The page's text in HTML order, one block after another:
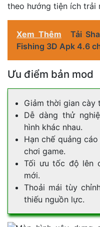
theo hướng tiện ích trải
Xem Thêm
Tải
Fishing 3D Apk 4.6
Ưu điểm bản mod
Giảm thời gian cày
Dễ dàng thử
hình khác nhau.
Hạn chế quảng
chơi game.
Tối ưu tốc độ lên
mới.
Thoải mái tùy
thiếu nguồn lực.